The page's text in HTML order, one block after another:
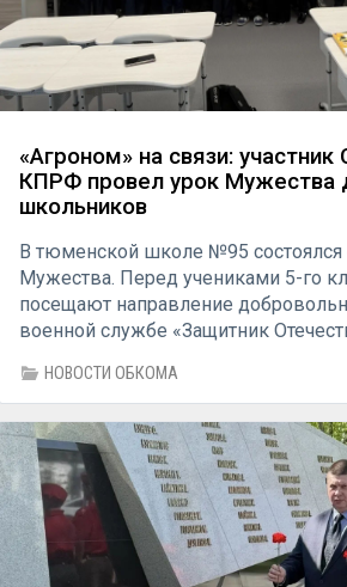
«Агроном» на связи:
КПРФ провел урок Мужества
школьников
В тюменской школе №95
Мужества. Перед учениками 5-го
посещают направление
военной службе «Защитник
«Агроном».
НОВОСТИ ОБКОМА